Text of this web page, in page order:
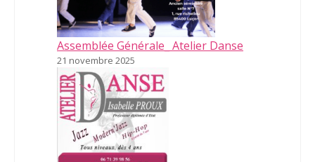
Assemblée Générale_ Atelier Danse
21 novembre 2025